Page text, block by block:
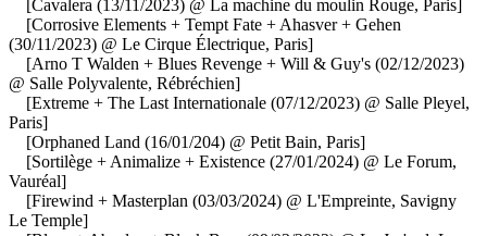
[Cavalera (13/11/2023) @ La machine du moulin Rouge, Paris]
[Corrosive Elements + Tempt Fate + Ahasver + Gehen
(30/11/2023) @ Le Cirque Électrique, Paris]
[Arno T Walden + Blues Revenge + Will & Guy's (02/12/2023)
@ Salle Polyvalente, Rébréchien]
[Extreme + The Last Internationale (07/12/2023) @ Salle Pleyel,
Paris]
[Orphaned Land (16/01/204) @ Petit Bain, Paris]
[Sortilège + Animalize + Existence (27/01/2024) @ Le Forum,
Vauréal]
[Firewind + Masterplan (03/03/2024) @ L'Empreinte, Savigny
Le Temple]